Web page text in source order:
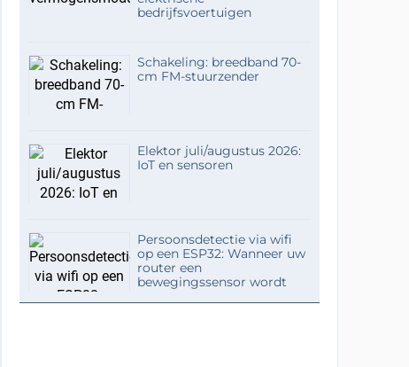
bedrijfsvoertuigen
Schakeling: breedband 70-
cm FM-stuurzender
Elektor juli/augustus 2026:
IoT en sensoren
Persoonsdetectie via wifi
op een ESP32: Wanneer uw
router een
bewegingssensor wordt